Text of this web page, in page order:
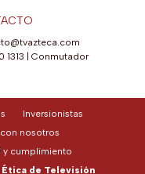
1313 | Conmutador
Inversionistas
nosotros
y cumplimiento
de Televisión